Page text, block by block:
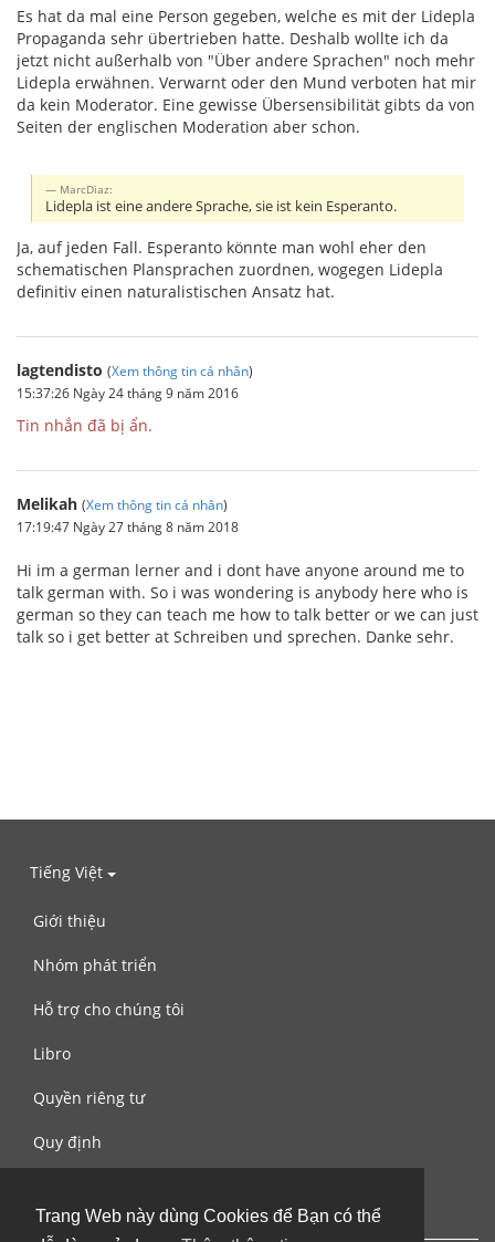
Trang Web này dùng Cookies để Bạn có thể
Es hat da mal eine Person gegeben, welche es mit der Lidepla
Propaganda sehr übertrieben hatte. Deshalb wollte ich da
jetzt nicht außerhalb von "Über andere Sprachen" noch mehr
Lidepla erwähnen. Verwarnt oder den Mund verboten hat mir
da kein Moderator. Eine gewisse Übersensibilität gibts da von
Seiten der englischen Moderation aber schon.
MarcDiaz:
Lidepla ist eine andere Sprache, sie ist kein Esperanto.
Ja, auf jeden Fall. Esperanto könnte man wohl eher den
schematischen Plansprachen zuordnen, wogegen Lidepla
definitiv einen naturalistischen Ansatz hat.
lagtendisto (Xem thông tin cá nhân)
15:37:26 Ngày 24 tháng 9 năm 2016
Tin nhắn đã bị ẩn.
Melikah (Xem thông tin cá nhân)
17:19:47 Ngày 27 tháng 8 năm 2018
Hi im a german lerner and i dont have anyone around me to
talk german with. So i was wondering is anybody here who is
german so they can teach me how to talk better or we can just
talk so i get better at Schreiben und sprechen. Danke sehr.
Tiếng Việt
Giới thiệu
Nhóm phát triển
Hỗ trợ cho chúng tôi
Libro
Quyền riêng tư
Quy định